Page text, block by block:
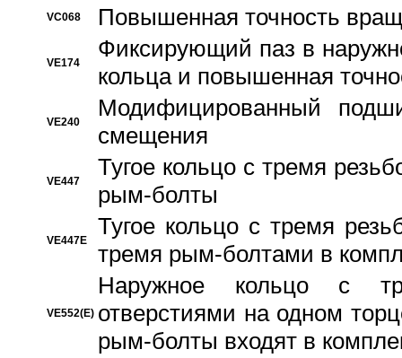
VC068 Повышенная точность
VE174
Фиксирующий паз в
кольца и повышенная
VE240
Модифицированный
смещения
VE447
Тугое кольцо с тремя
рым-болты
VE447E
Тугое кольцо с тремя
тремя рым-болтами в
VE552(E)
Наружное кольцо с
отверстиями на одном
рым-болты входят в